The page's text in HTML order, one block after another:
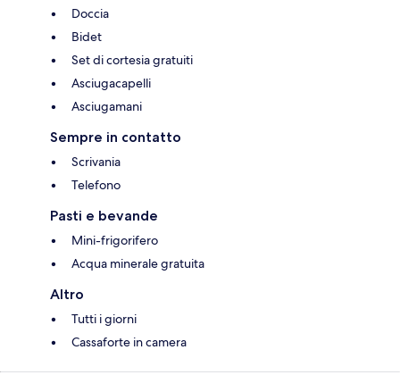
Doccia
Bidet
Set di cortesia gratuiti
Asciugacapelli
Asciugamani
Sempre in contatto
Scrivania
Telefono
Pasti e bevande
Mini-frigorifero
Acqua minerale gratuita
Altro
Tutti i giorni
Cassaforte in camera